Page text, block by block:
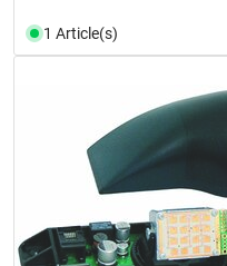
1 Article(s)